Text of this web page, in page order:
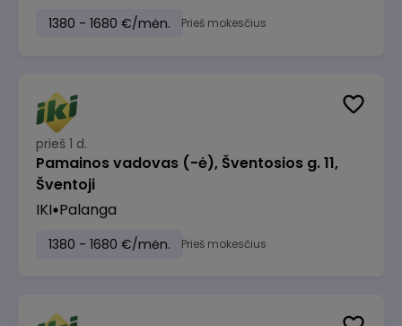
1380 - 1680 €/mėn. Prieš mokesčius
prieš 1 d.
Pamainos vadovas (-ė), Šventosios g. 11,
Šventoji
IKI Palanga
1380 - 1680 €/mėn. Prieš mokesčius